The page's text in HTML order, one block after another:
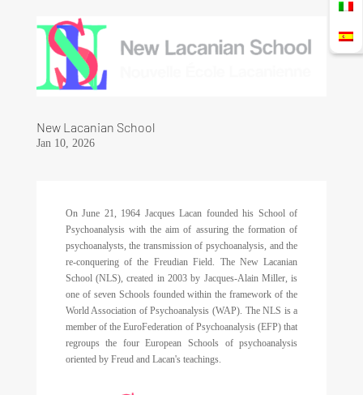
New Lacanian School
Jan 10, 2026
On June 21, 1964 Jacques Lacan founded his School of
Psychoanalysis with the aim of assuring the formation of
psychoanalysts, the transmission of psychoanalysis, and the
re-conquering of the Freudian Field. The New Lacanian
School (NLS), created in 2003 by Jacques-Alain Miller, is
one of seven Schools founded within the framework of the
World Association of Psychoanalysis (WAP). The NLS is a
member of the EuroFederation of Psychoanalysis (EFP) that
regroups the four European Schools of psychoanalysis
oriented by Freud and Lacan's teachings.